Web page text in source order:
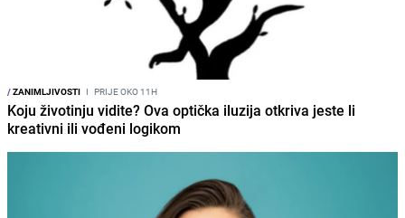
/ZANIMLJIVOSTI I PRIJE OKO 11H
Koju životinju vidite? Ova optička iluzija otkriva jeste li
kreativni ili vođeni logikom